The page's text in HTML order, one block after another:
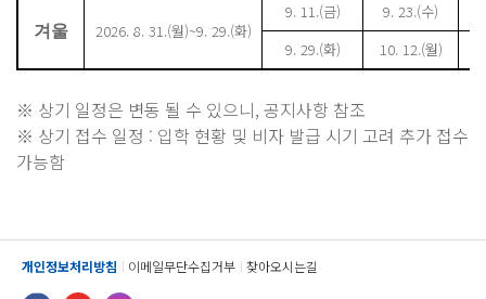
겨울 2026. 8. 31.(월)~9. 29.(화)
9. 11.(금) 9. 23.(수)
9. 29.(화) 10. 12.(월)
※ 상기 일정은 변동 될 수 있으니, 공지사항 참조
※ 상기 접수 일정 : 입학 현황 및 비자 발급 시기 고려 추가 접수
가능함
개인정보처리방침 이메일무단수집거부 찾아오시는길